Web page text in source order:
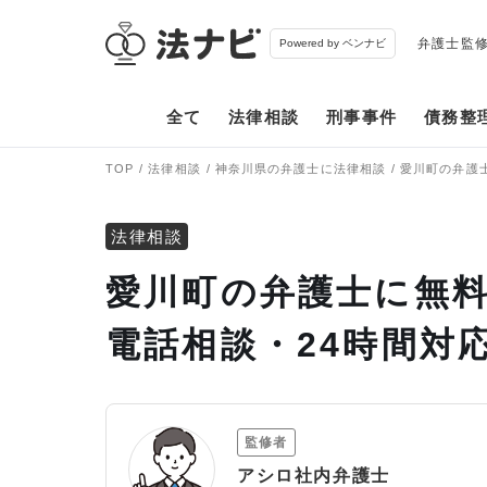
Powered by ベンナビ 弁護士監
全て 法律相談 刑事事件 債務整
TOP 法律相談 神奈川県の弁護士に法律相談 愛川町の弁護
法律相談
愛川町の弁護士に無
電話相談・24時間対
監修者
アシロ社内弁護士